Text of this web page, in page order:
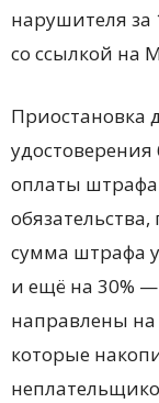
нарушителя за
со ссылкой на
Приостановка
удостоверения
оплаты
сумма штрафа
и ещё на 30%
направлены
которые